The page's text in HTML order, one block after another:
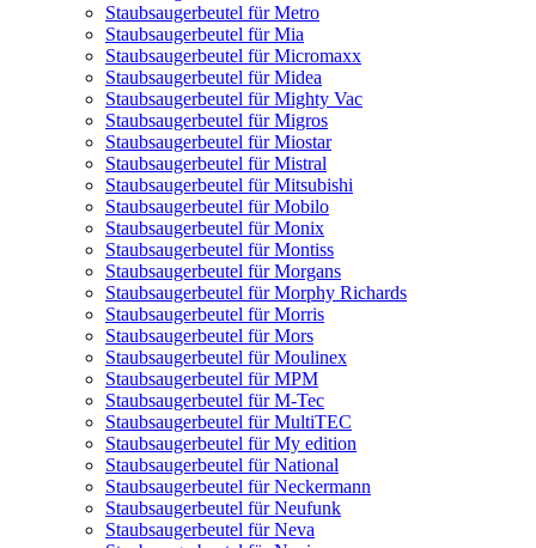
Staubsaugerbeutel für Metro
Staubsaugerbeutel für Mia
Staubsaugerbeutel für Micromaxx
Staubsaugerbeutel für Midea
Staubsaugerbeutel für Mighty Vac
Staubsaugerbeutel für Migros
Staubsaugerbeutel für Miostar
Staubsaugerbeutel für Mistral
Staubsaugerbeutel für Mitsubishi
Staubsaugerbeutel für Mobilo
Staubsaugerbeutel für Monix
Staubsaugerbeutel für Montiss
Staubsaugerbeutel für Morgans
Staubsaugerbeutel für Morphy Richards
Staubsaugerbeutel für Morris
Staubsaugerbeutel für Mors
Staubsaugerbeutel für Moulinex
Staubsaugerbeutel für MPM
Staubsaugerbeutel für M-Tec
Staubsaugerbeutel für MultiTEC
Staubsaugerbeutel für My edition
Staubsaugerbeutel für National
Staubsaugerbeutel für Neckermann
Staubsaugerbeutel für Neufunk
Staubsaugerbeutel für Neva